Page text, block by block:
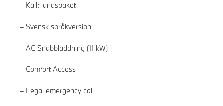
Kallt landspaket
Svensk språkversion
AC Snabbladdning (11 kW)
Comfort Access
Legal emergency call
Läs mer